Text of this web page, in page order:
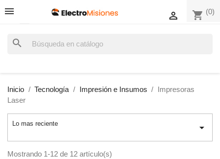
shopping_cart (0)

search
Inicio Tecnología Impresión e Insumos
Impresoras
Laser
Lo mas reciente 
Mostrando 1-12 de 12 artículo(s)